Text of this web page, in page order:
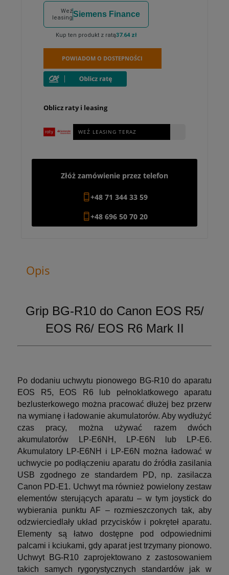
Weź
leasingSiemens Finance
Kup ten produkt z ratą37.64 zł
POWIADOM O DOSTEPNOŚCI
Oblicz raty i leasing
WEŹ LEASING TERAZ
Złóż zamówienie przez telefon
+48 71 344 33 59
+48 696 50 70 20
Opis
Grip BG-R10 do Canon EOS R5/
EOS R6/ EOS R6 Mark II
Po dodaniu uchwytu pionowego BG-R10 do aparatu
EOS R5, EOS R6 lub pełnoklatkowego aparatu
bezlusterkowego można pracować dłużej bez przerw
na wymianę i ładowanie akumulatorów. Aby wydłużyć
czas pracy, można używać razem dwóch
akumulatorów LP-E6NH, LP-E6N lub LP-E6.
Akumulatory LP-E6NH i LP-E6N można ładować w
uchwycie po podłączeniu aparatu do źródła zasilania
USB zgodnego ze standardem PD, np. zasilacza
Canon PD-E1. Uchwyt ma również powielony zestaw
elementów sterujących aparatu – w tym joystick do
wybierania punktu AF – rozmieszczonych tak, aby
odzwierciedlały układ przycisków i pokręteł aparatu.
Elementy są łatwo dostępne pod odpowiednimi
palcami i kciukami, gdy aparat jest trzymany pionowo.
Uchwyt BG-R10 zaprojektowano z zastosowaniem
takich samych rygorystycznych standardów jak w